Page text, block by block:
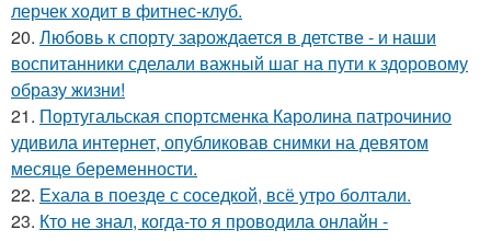
лерчек ходит в фитнес-клуб.
20. Любовь к спорту зарождается в детстве - и наши
воспитанники сделали важный шаг на пути к здоровому
образу жизни!
21. Португальская спортсменка Каролина патрочинио
удивила интернет, опубликовав снимки на девятом
месяце беременности.
22. Ехала в поезде с соседкой, всё утро болтали.
23. Кто не знал, когда-то я проводила онлайн -